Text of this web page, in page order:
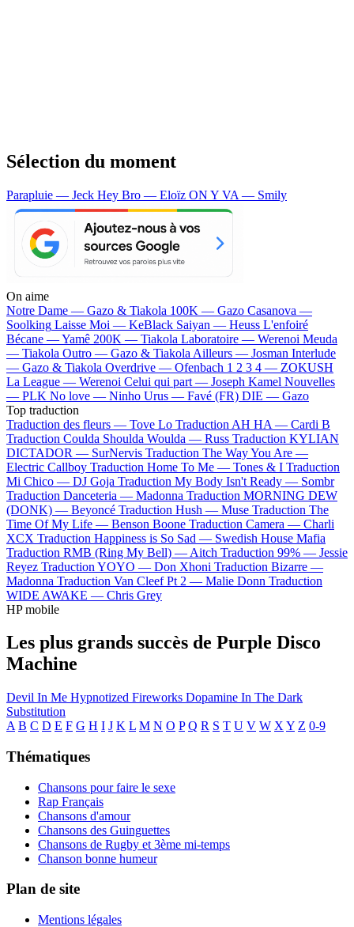
Sélection du moment
Parapluie — Jeck Hey Bro — Eloïz ON Y VA — Smily
On aime
Notre Dame — Gazo & Tiakola 100K — Gazo Casanova —
Soolking Laisse Moi — KeBlack Saiyan — Heuss L'enfoiré
Bécane —Yamê 200K — Tiakola Laboratoire — Werenoi Meuda
— Tiakola Outro — Gazo & Tiakola Ailleurs — Josman Interlude
— Gazo & Tiakola Overdrive — Ofenbach 1 2 3 4 — ZOKUSH
La League — Werenoi Celui qui part — Joseph Kamel Nouvelles
— PLK No love — Ninho Urus — Favé (FR) DIE — Gazo
Top traduction
Traduction des fleurs — Tove Lo Traduction AH HA — Cardi B
Traduction Coulda Shoulda Woulda — Russ Traduction KYLIAN
DICTADOR — SurNervis Traduction The Way You Are —
Electric Callboy Traduction Home To Me — Tones & I Traduction
Mi Chico — DJ Goja Traduction My Body Isn't Ready — Sombr
Traduction Danceteria — Madonna Traduction MORNING DEW
(DONK) — Beyoncé Traduction Hush — Muse Traduction The
Time Of My Life — Benson Boone Traduction Camera — Charli
XCX Traduction Happiness is So Sad — Swedish House Mafia
Traduction RMB (Ring My Bell) — Aitch Traduction 99% — Jessie
Reyez Traduction YOYO — Don Xhoni Traduction Bizarre —
Madonna Traduction Van Cleef Pt 2 — Malie Donn Traduction
WIDE AWAKE — Chris Grey
HP mobile
Les plus grands succès de Purple Disco
Machine
Devil In Me Hypnotized Fireworks Dopamine In The Dark
Substitution
A B C D E F G H I J K L M N O P Q R S T U V W X Y Z 0-9
Thématiques
Chansons pour faire le sexe
Rap Français
Chansons d'amour
Chansons des Guinguettes
Chansons de Rugby et 3ème mi-temps
Chanson bonne humeur
Plan de site
Mentions légales